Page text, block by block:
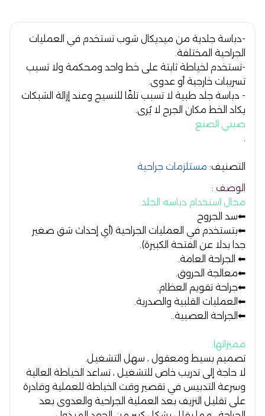
-دباسة جلدية من ميديكال شوب تستخدم في العمليات
الجراحية المختلفة.
-تستخدم لخياطة ثابتة على خط واحد ومحكمة ولا تسبب
تسريبات خارجية أو عدوى.
- دباسة جلد طبية لا تسبب تلفًا للنسيج وعند إزالة الشبكات
يكاد الخط مكان الجرح لا يُرى.
صيني الصنع
التصنيف: مستلزمات جراحية
الوصف :
مجال استخدام دباسه الجلد:
⬅سد الجروح
⬅ بتستخدم في العمليات الجراحية (أي إحداث شق صغير
جدا بدلا عن الفتحة الكبيرة).
⬅ الجراحة العامة.
⬅ معالجة الحروق.
⬅ جراحة تقويم العظام.
⬅ العمليات القلبية والصدرية.
⬅ الجراحة العصبية.
مميزاتها:
تصميم بسيط ومعقول ، سهل التشغيل.
لا حاجة إلى تدريب خاص للتشغيل ، تساعد الخياطة العالية
وسرعة التدبيس في تقصير وقت الخياطة للعملية وقادرة
على تقليل النزيف بعد العملية الجراحية والعدوى بعد